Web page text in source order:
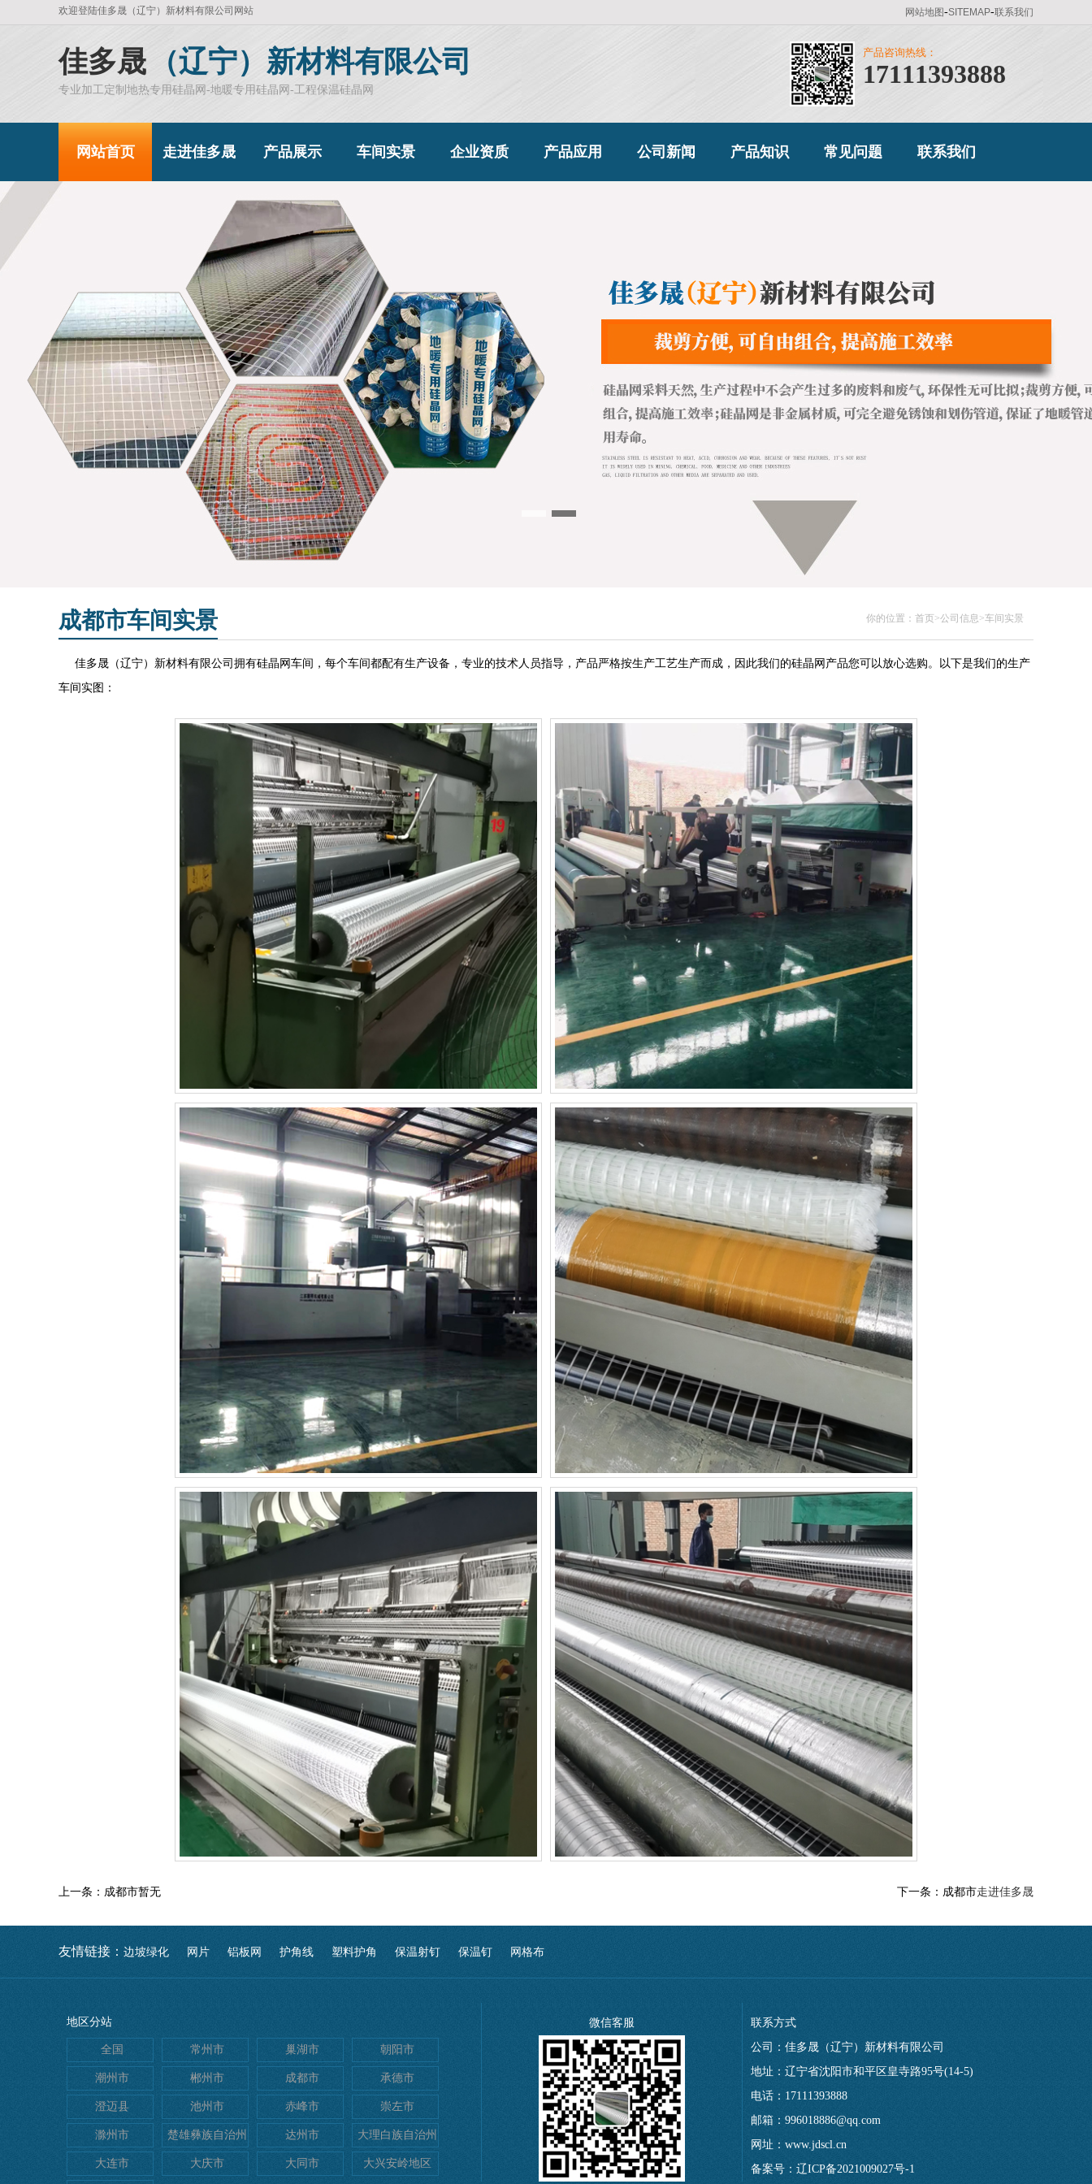
欢迎登陆佳多晟（辽宁）新材料有限公司网站 网站地图-SITEMAP-联系我们
佳多晟 （辽宁）新材料有限公司
专业加工定制地热专用硅晶网-地暖专用硅晶网-工程保温硅晶网
产品咨询热线：
17111393888
网站首页 走进佳多晟 产品展示 车间实景 企业资质 产品应用 公司新闻 产品知识 常见问题 联系我们
成都市车间实景 你的位置： 首页>公司信息>车间实景
佳多晟（辽宁）新材料有限公司拥有硅晶网车间，每个车间都配有生产设备，专业的技术人员指导，产品严格按生产工艺生产而成，因此我们的硅晶网产品您可以放心选购。以下是我们的生产
车间实图：
上一条：成都市暂无 下一条：成都市走进佳多晟
友情链接： 边坡绿化 网片 铝板网 护角线 塑料护角 保温射钉 保温钉 网格布
地区分站
全国 常州市 巢湖市 朝阳市
潮州市 郴州市 成都市 承德市
澄迈县 池州市 赤峰市 崇左市
滁州市 楚雄彝族自治州 达州市 大理白族自治州
大连市 大庆市 大同市 大兴安岭地区
微信客服
联系方式
公司：佳多晟（辽宁）新材料有限公司
地址：辽宁省沈阳市和平区皇寺路95号(14-5)
电话：17111393888
邮箱：996018886@qq.com
网址：www.jdscl.cn
备案号：辽ICP备2021009027号-1